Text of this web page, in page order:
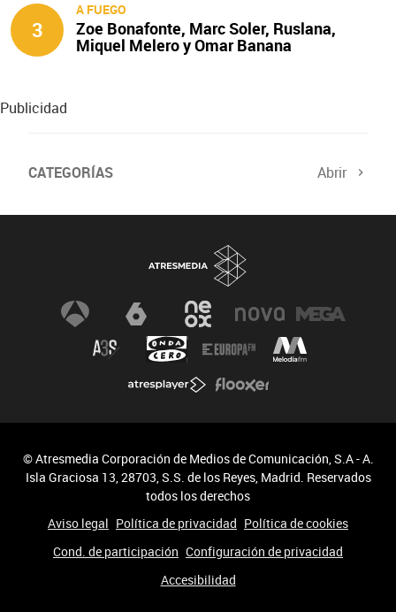
3
A FUEGO
Zoe Bonafonte, Marc Soler, Ruslana,
Miquel Melero y Omar Banana
protagonizan ‘A fuego’
Publicidad
CATEGORÍAS Abrir
© Atresmedia Corporación de Medios de Comunicación, S.A - A.
Isla Graciosa 13, 28703, S.S. de los Reyes, Madrid. Reservados
todos los derechos
Aviso legal Política de privacidad Política de cookies
Cond. de participación Configuración de privacidad
Accesibilidad